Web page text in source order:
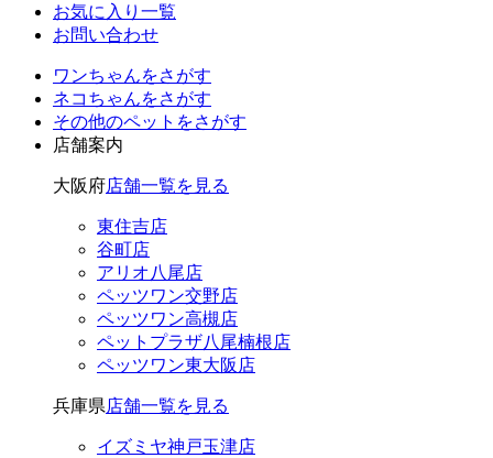
お気に入り一覧
お問い合わせ
ワンちゃんをさがす
ネコちゃんをさがす
その他のペット をさがす
店舗案内
大阪府店舗一覧を見る
東住吉店
谷町店
アリオ八尾店
ペッツワン交野店
ペッツワン高槻店
ペットプラザ八尾楠根店
ペッツワン東大阪店
兵庫県店舗一覧を見る
イズミヤ神戸玉津店